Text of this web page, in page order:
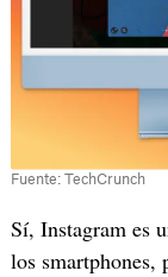
Fuente: TechCrunch
Sí, Instagram es
los smartphones,